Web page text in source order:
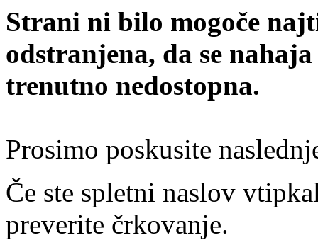
Strani ni bilo mogoče
odstranjena, da se
trenutno nedostopna.
Prosimo poskusite
Če ste spletni naslov
preverite črkovanje.